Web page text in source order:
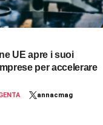
UE apre i suoi
per accelerare
annacmag